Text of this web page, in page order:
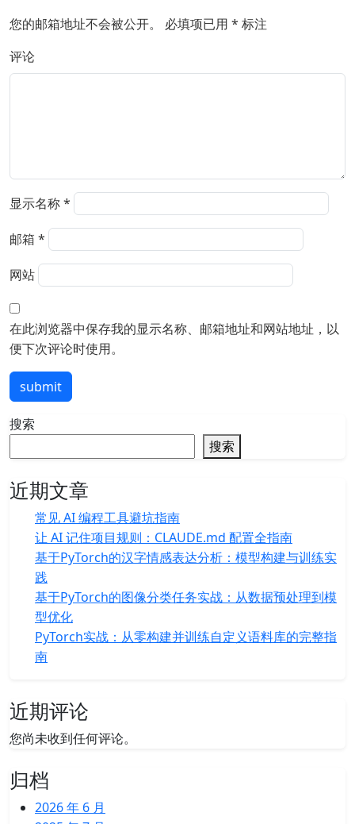
您的邮箱地址不会被公开。 必填项已用 * 标注
评论
显示名称*
邮箱 *
网站
在此浏览器中保存我的显示名称、邮箱地址和网站地址，以
便下次评论时使用。
submit
搜索
搜索
近期文章
常见 AI 编程工具避坑指南
让 AI 记住项目规则：CLAUDE.md 配置全指南
基于PyTorch的汉字情感表达分析：模型构建与训练实
践
基于PyTorch的图像分类任务实战：从数据预处理到模
型优化
PyTorch实战：从零构建并训练自定义语料库的完整指
南
近期评论
您尚未收到任何评论。
归档
2026 年 6 月